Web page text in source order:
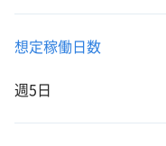
想定稼働日数
週5日